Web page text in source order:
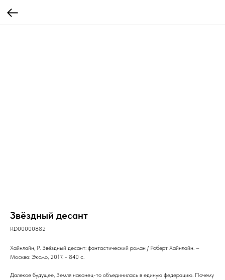
Звёздный десант
RD00000882
Хайнлайн, Р. Звёздный десант: фантастический роман / Роберт Хайнлайн. –
Москва: Эксмо, 2017. - 840 с.
Далекое будущее, Земля наконец-то объединилась в единую федерацию. Почему